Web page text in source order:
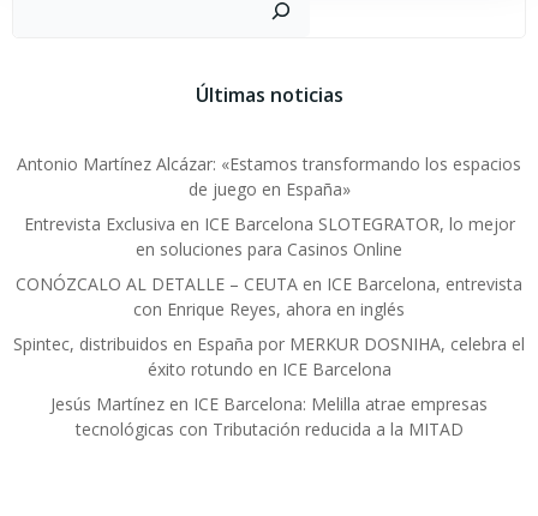
Últimas noticias
Antonio Martínez Alcázar: «Estamos transformando los espacios
de juego en España»
Entrevista Exclusiva en ICE Barcelona SLOTEGRATOR, lo mejor
en soluciones para Casinos Online
CONÓZCALO AL DETALLE – CEUTA en ICE Barcelona, entrevista
con Enrique Reyes, ahora en inglés
Spintec, distribuidos en España por MERKUR DOSNIHA, celebra el
éxito rotundo en ICE Barcelona
Jesús Martínez en ICE Barcelona: Melilla atrae empresas
tecnológicas con Tributación reducida a la MITAD